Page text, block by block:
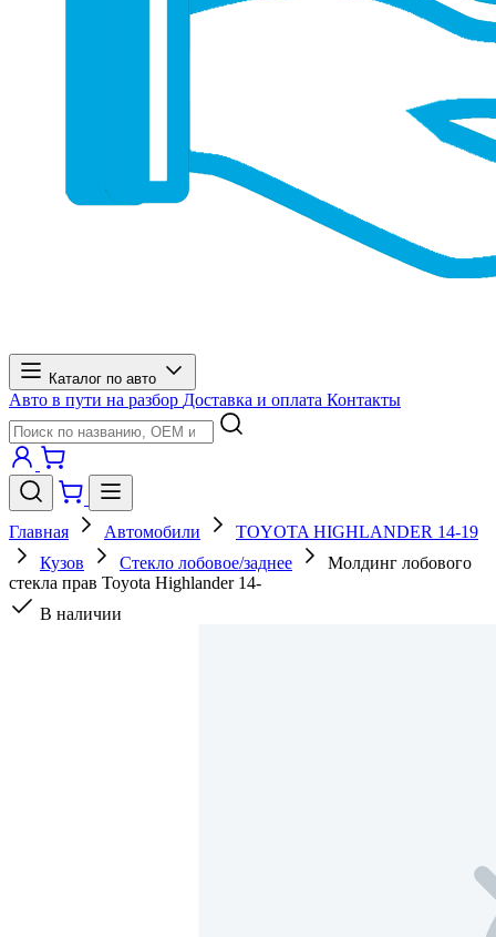
Каталог по авто
Авто в пути на разбор Доставка и оплата Контакты
Главная Автомобили
TOYOTA HIGHLANDER 14-19
Кузов
Стекло лобовое/заднее
Молдинг лобового
стекла прав Toyota Highlander 14-
В наличии